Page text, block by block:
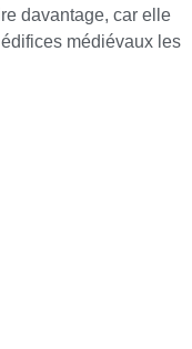
davantage, car elle
médiévaux les